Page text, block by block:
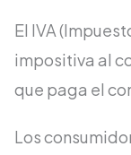
El IVA
impositiva al
que paga el
Los